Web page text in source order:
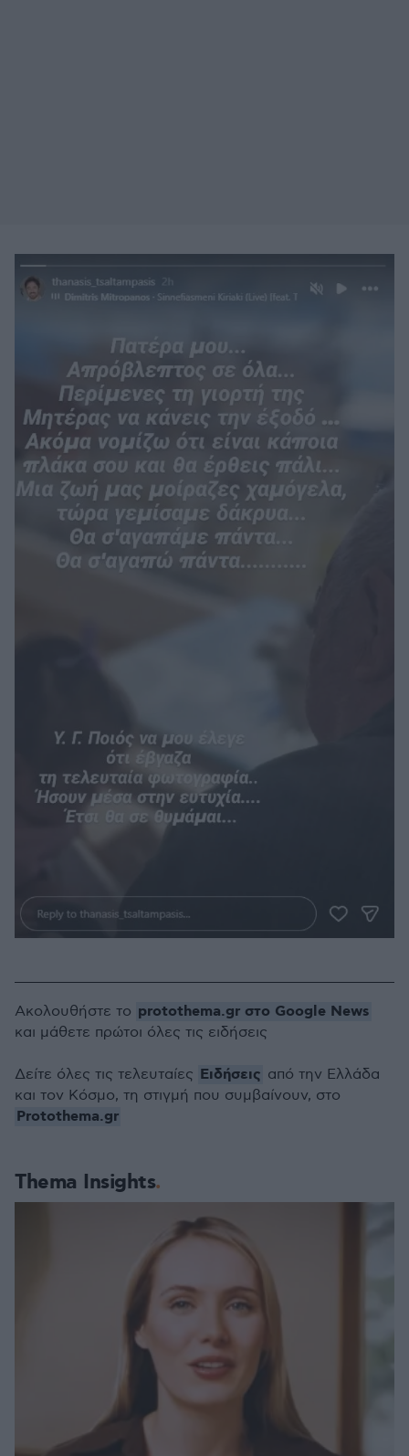
Thema Insights
Ακολουθήστε το protothema.gr στο Google News
και μάθετε πρώτοι όλες τις ειδήσεις
Δείτε όλες τις τελευταίες Ειδήσεις από την Ελλάδα
και τον Κόσμο, τη στιγμή που συμβαίνουν, στο
Protothema.gr